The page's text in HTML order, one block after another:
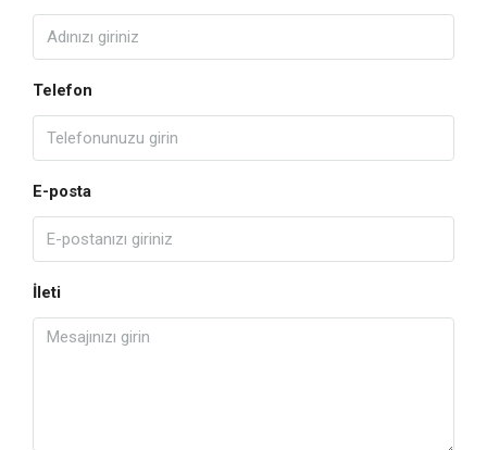
Telefon
E-posta
İleti